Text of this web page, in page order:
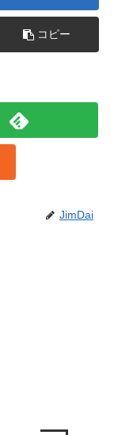
コピー
JimDai